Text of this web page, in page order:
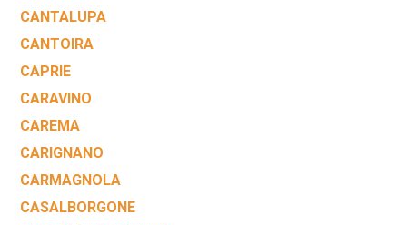
CANTALUPA
CANTOIRA
CAPRIE
CARAVINO
CAREMA
CARIGNANO
CARMAGNOLA
CASALBORGONE